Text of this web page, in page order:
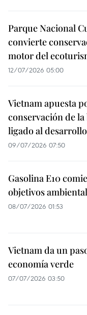
Parque Nacional
convierte
motor del
12/07/2026 05:00
Vietnam apuesta
conservación de
ligado al
09/07/2026 07:50
Gasolina E10
objetivos
08/07/2026 01:53
Vietnam da un
economía verde
07/07/2026 03:50